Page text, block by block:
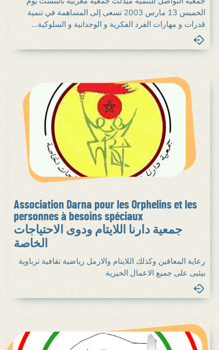
الخميس 13 مارس 2003 تسعى إلى المساهمة في تنمية
قدرات و مهارات الفرد الفكرية و الوجدانية و السلوكية...
Association Darna pour les Orphelins et les
personnes à besoins spéciaux
جمعية دارنا اللايتام ودوى الاحتياجات
الخاصة
رعاية المعاقين وكذلك اللايتام والارمل رياضية تقافية ترباوية
بيئيى على جميع الاعمال الخيرية